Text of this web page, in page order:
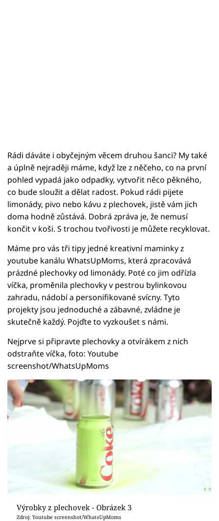
Rádi dáváte i obyčejným věcem druhou šanci? My také
a úplně nejraději máme, když lze z něčeho, co na první
pohled vypadá jako odpadky, vytvořit něco pěkného,
co bude sloužit a dělat radost. Pokud rádi pijete
limonády, pivo nebo kávu z plechovek, jistě vám jich
doma hodně zůstává. Dobrá zpráva je, že nemusí
končit v koši. S trochou tvořivosti je můžete recyklovat.
Máme pro vás tři tipy jedné kreativní maminky z
youtube kanálu WhatsUpMoms, která zpracovává
prázdné plechovky od limonády. Poté co jim odřízla
víčka, proměnila plechovky v pestrou bylinkovou
zahradu, nádobí a personifikované svícny. Tyto
projekty jsou jednoduché a zábavné, zvládne je
skutečně každý. Pojďte to vyzkoušet s námi.
Nejprve si připravte plechovky a otvírákem z nich
odstraňte víčka, foto: Youtube
screenshot/WhatsUpMoms
Výrobky z plechovek - Obrázek 3
Zdroj: Youtube screenshot/WhatsUpMoms